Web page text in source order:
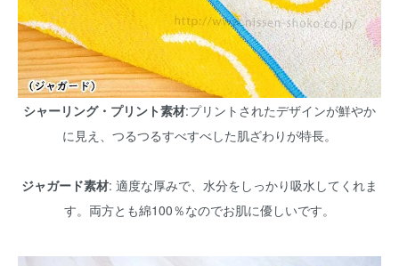
シャーリング・プリント素材:プリントされたデザインが鮮やか
に見え、つるつるすべすべした肌ざわりが特長。
ジャガード素材: 適度な厚みで、水分をしっかり吸水してくれま
す。両方とも綿100％なのでお肌に優しいです。